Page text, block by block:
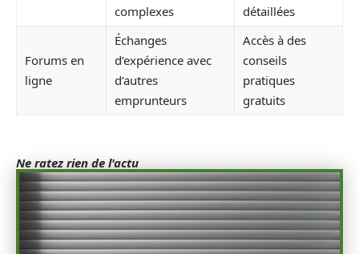
complexes
détaillées
Forums en
ligne
Échanges
d’expérience avec
d’autres
emprunteurs
Accès à des
conseils
pratiques
gratuits
Ne ratez rien de l'actu